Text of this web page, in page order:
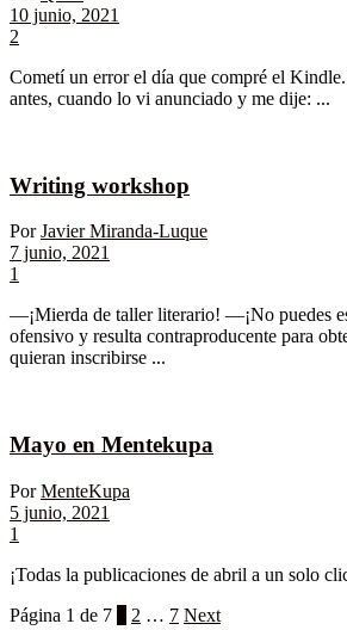
10 junio, 2021
2
Cometí un error el día que compré el
antes, cuando lo vi anunciado y me dije: ...
Writing workshop
Por Javier Miranda-Luque
7 junio, 2021
1
—¡Mierda de taller literario! —¡No puedes
ofensivo y resulta contraproducente para
quieran inscribirse ...
Mayo en Mentekupa
Por MenteKupa
5 junio, 2021
1
¡Todas la publicaciones de abril a un solo
Página 1 de 7
2 … 7 Next